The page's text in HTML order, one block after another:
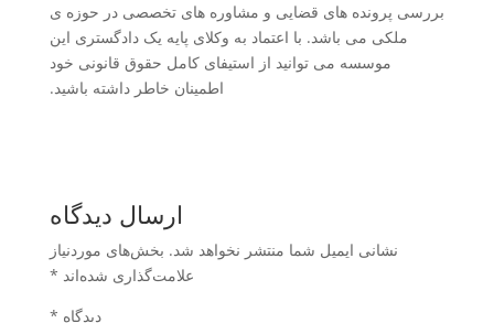
بررسی پرونده های قضایی و مشاوره های تخصصی در حوزه ی
ملکی می باشد. با اعتماد به وکلای پایه یک دادگستری این
موسسه می توانید از استیفای کامل حقوق قانونی خود
اطمینان خاطر داشته باشید.
ارسال دیدگاه
نشانی ایمیل شما منتشر نخواهد شد. بخش‌های موردنیاز
علامت‌گذاری شده‌اند *
دیدگاه *